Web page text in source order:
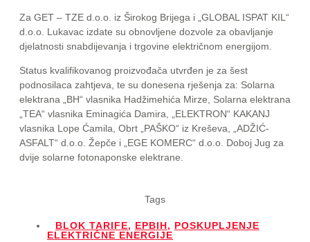
Za GET – TZE d.o.o. iz Širokog Brijega i „GLOBAL ISPAT KIL“
d.o.o. Lukavac izdate su obnovljene dozvole za obavljanje
djelatnosti snabdijevanja i trgovine električnom energijom.
Status kvalifikovanog proizvođača utvrđen je za šest
podnosilaca zahtjeva, te su donesena rješenja za: Solarna
elektrana „BH“ vlasnika Hadžimehića Mirze, Solarna elektrana
„TEA“ vlasnika Eminagića Damira, „ELEKTRON“ KAKANJ
vlasnika Lope Ćamila, Obrt „PAŠKO“ iz Kreševa, „ADŽIĆ-
ASFALT“ d.o.o. Žepče i „EGE KOMERC“ d.o.o. Doboj Jug za
dvije solarne fotonaponske elektrane.
Tags
BLOK TARIFE, EPBIH, POSKUPLJENJE
ELEKTRIČNE ENERGIJE